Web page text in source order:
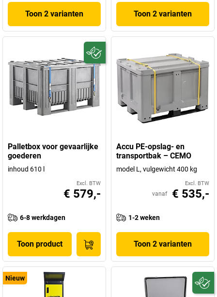
Toon 2 varianten Toon 2 varianten
Palletbox voor gevaarlijke
goederen
inhoud 610 l
Excl. BTW
€ 579,-
6-8 werkdagen
Toon product
Accu PE-opslag- en
transportbak – CEMO
model L, vulgewicht 400 kg
Excl. BTW
vanaf € 535,-
1-2 weken
Toon 2 varianten
Nieuw